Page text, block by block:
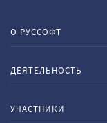
О РУССОФТ
ДЕЯТЕЛЬНОСТЬ
УЧАСТНИКИ